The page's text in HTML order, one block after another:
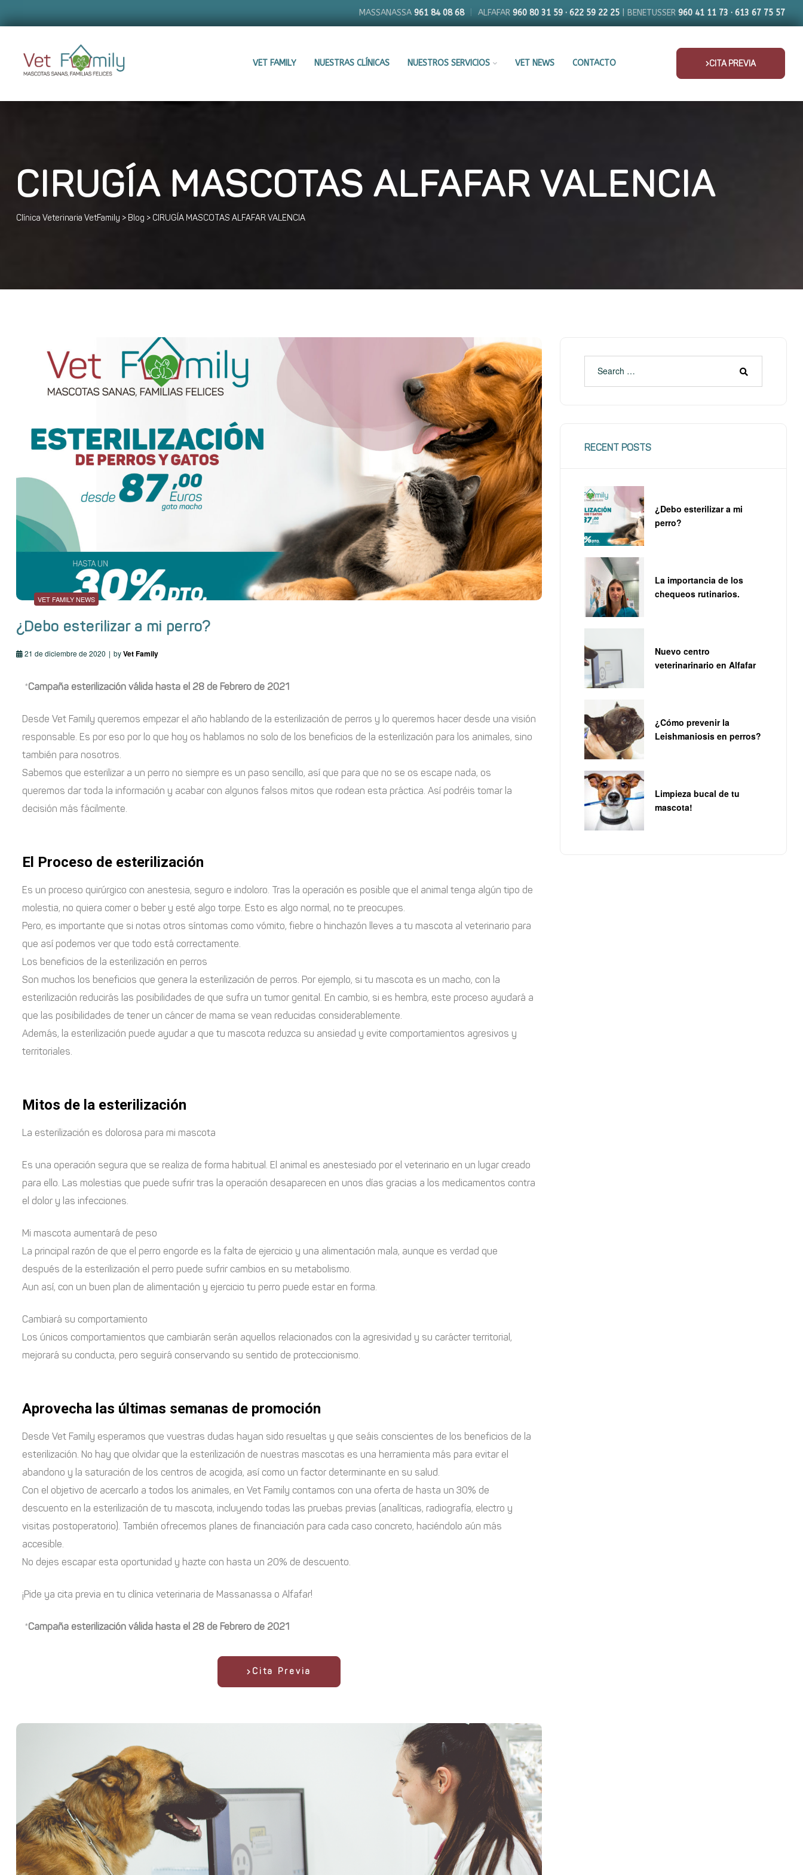
MASSANASSA 961 84 08 68 ALFAFAR 960 80 31 59 · 622 59 22 25 | BENETUSSER 960 41 11 73 · 613 67 75 57
VET FAMILY NUESTRAS CLÍNICAS NUESTROS SERVICIOS VET NEWS CONTACTO CITA PREVIA
CIRUGÍA MASCOTAS ALFAFAR VALENCIA
Clínica Veterinaria VetFamily > Blog > CIRUGÍA MASCOTAS ALFAFAR VALENCIA
VET FAMILY NEWS
¿Debo esterilizar a mi perro?
21 de diciembre de 2020 byVet Family
*Campaña esterilización válida hasta el 28 de Febrero de 2021
Desde Vet Family queremos empezar el año hablando de la esterilización de perros y lo queremos hacer desde una visión
responsable. Es por eso por lo que hoy os hablamos no solo de los beneficios de la esterilización para los animales, sino
también para nosotros.
Sabemos que esterilizar a un perro no siempre es un paso sencillo, así que para que no se os escape nada, os
queremos dar toda la información y acabar con algunos falsos mitos que rodean esta práctica. Así podréis tomar la
decisión más fácilmente.
El Proceso de esterilización
Es un proceso quirúrgico con anestesia, seguro e indoloro. Tras la operación es posible que el animal tenga algún tipo de
molestia, no quiera comer o beber y esté algo torpe. Esto es algo normal, no te preocupes.
Pero, es importante que si notas otros síntomas como vómito, fiebre o hinchazón lleves a tu mascota al veterinario para
que así podemos ver que todo está correctamente.
Los beneficios de la esterilización en perros
Son muchos los beneficios que genera la esterilización de perros. Por ejemplo, si tu mascota es un macho, con la
esterilización reducirás las posibilidades de que sufra un tumor genital. En cambio, si es hembra, este proceso ayudará a
que las posibilidades de tener un cáncer de mama se vean reducidas considerablemente.
Además, la esterilización puede ayudar a que tu mascota reduzca su ansiedad y evite comportamientos agresivos y
territoriales.
Mitos de la esterilización
La esterilización es dolorosa para mi mascota
Es una operación segura que se realiza de forma habitual. El animal es anestesiado por el veterinario en un lugar creado
para ello. Las molestias que puede sufrir tras la operación desaparecen en unos días gracias a los medicamentos contra
el dolor y las infecciones.
Mi mascota aumentará de peso
La principal razón de que el perro engorde es la falta de ejercicio y una alimentación mala, aunque es verdad que
después de la esterilización el perro puede sufrir cambios en su metabolismo.
Aun así, con un buen plan de alimentación y ejercicio tu perro puede estar en forma.
Cambiará su comportamiento
Los únicos comportamientos que cambiarán serán aquellos relacionados con la agresividad y su carácter territorial,
mejorará su conducta, pero seguirá conservando su sentido de proteccionismo.
Aprovecha las últimas semanas de promoción
Desde Vet Family esperamos que vuestras dudas hayan sido resueltas y que seáis conscientes de los beneficios de la
esterilización. No hay que olvidar que la esterilización de nuestras mascotas es una herramienta más para evitar el
abandono y la saturación de los centros de acogida, así como un factor determinante en su salud.
Con el objetivo de acercarlo a todos los animales, en Vet Family contamos con una oferta de hasta un 30% de
descuento en la esterilización de tu mascota, incluyendo todas las pruebas previas (analíticas, radiografía, electro y
visitas postoperatorio). También ofrecemos planes de financiación para cada caso concreto, haciéndolo aún más
accesible.
No dejes escapar esta oportunidad y hazte con hasta un 20% de descuento.
¡Pide ya cita previa en tu clínica veterinaria de Massanassa o Alfafar!
*Campaña esterilización válida hasta el 28 de Febrero de 2021
Cita Previa
RECENT POSTS
¿Debo esterilizar a mi
perro?
La importancia de los
chequeos rutinarios.
Nuevo centro
veterinarinario en Alfafar
¿Cómo prevenir la
Leishmaniosis en perros?
Limpieza bucal de tu
mascota!